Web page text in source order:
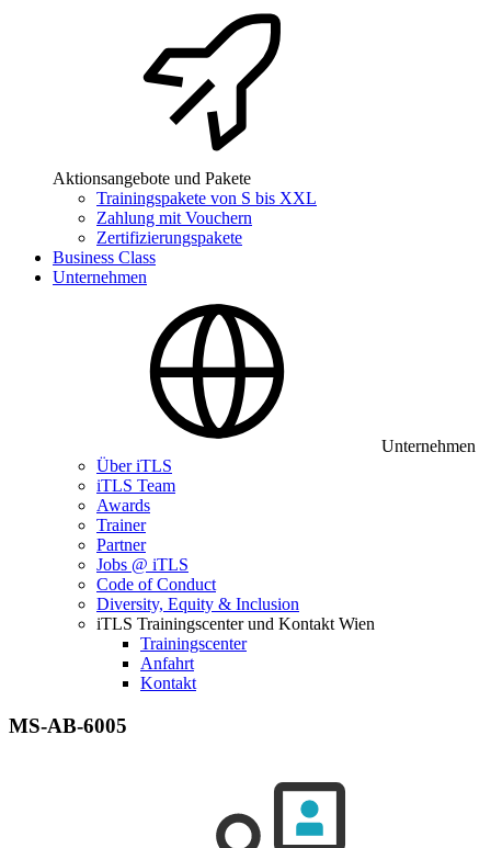
Aktionsangebote und Pakete
Trainingspakete von S bis XXL
Zahlung mit Vouchern
Zertifizierungspakete
Business Class
Unternehmen
Unternehmen
Über iTLS
iTLS Team
Awards
Trainer
Partner
Jobs @ iTLS
Code of Conduct
Diversity, Equity & Inclusion
iTLS Trainingscenter und Kontakt Wien
Trainingscenter
Anfahrt
Kontakt
MS-AB-6005